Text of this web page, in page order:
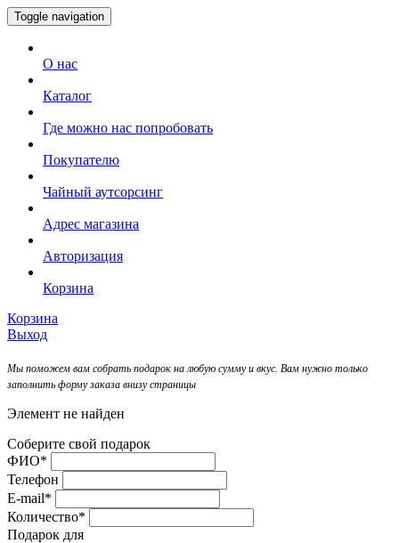
Toggle navigation
О нас
Каталог
Где можно нас попробовать
Покупателю
Чайный аутсорсинг
Адрес магазина
Авторизация
Корзина
Корзина
Выход
Мы поможем вам собрать подарок на любую сумму и вкус. Вам нужно только
заполнить форму заказа внизу страницы
Элемент не найден
Соберите свой подарок
ФИО*
Телефон
E-mail*
Количество*
Подарок для